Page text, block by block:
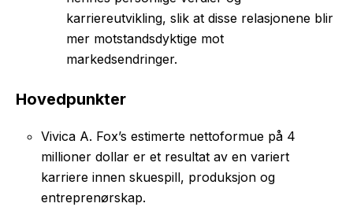
karriereutvikling, slik at disse relasjonene blir
mer motstandsdyktige mot
markedsendringer.
Hovedpunkter
Vivica A. Fox’s estimerte nettoformue på 4
millioner dollar er et resultat av en variert
karriere innen skuespill, produksjon og
entreprenørskap.